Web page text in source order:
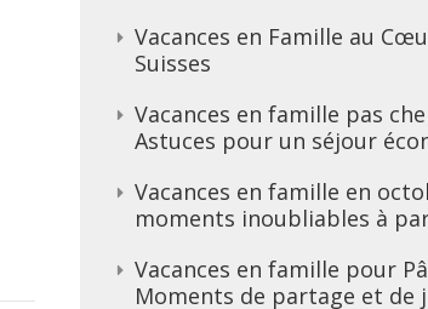
Vacances en Famille au
Suisses
Vacances en famille pas
Astuces pour un séjour
Vacances en famille en
moments inoubliables à
Vacances en famille pour
Moments de partage et de